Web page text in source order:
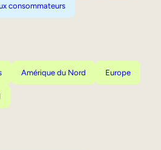
consommateurs
Amérique du Nord Europe